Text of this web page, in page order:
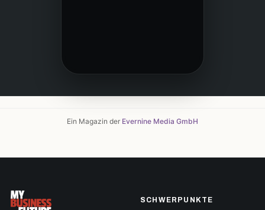
Ein Magazin der Evernine Media GmbH
SCHWERPUNKTE